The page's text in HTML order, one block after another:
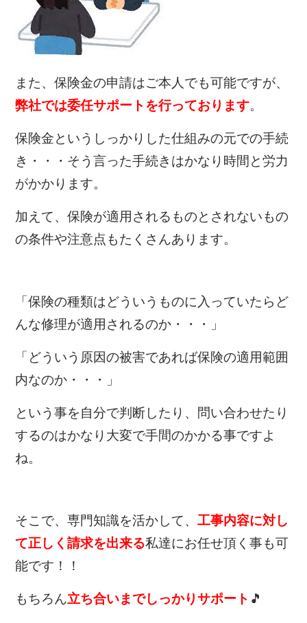
また、保険金の申請はご本人でも可能ですが、
弊社では委任サポートを行っております。
保険金というしっかりした仕組みの元での手続
き・・・そう言った手続きはかなり時間と労力
がかかります。
加えて、保険が適用されるものとされないもの
の条件や注意点もたくさんあります。
「保険の種類はどういうものに入っていたらど
んな修理が適用されるのか・・・」
「どういう原因の被害であれば保険の適用範囲
内なのか・・・」
という事を自分で判断したり、問い合わせたり
するのはかなり大変で手間のかかる事ですよ
ね。
そこで、専門知識を活かして、工事内容に対し
て正しく請求を出来る私達にお任せ頂く事も可
能です！！
もちろん立ち合いまでしっかりサポート 🎵